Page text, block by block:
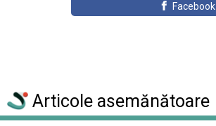
Facebook
Articole asemănătoare